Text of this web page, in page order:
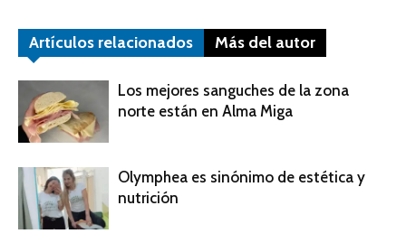
Artículos relacionados Más del autor
Los mejores sanguches de la zona
norte están en Alma Miga
Olymphea es sinónimo de estética y
nutrición